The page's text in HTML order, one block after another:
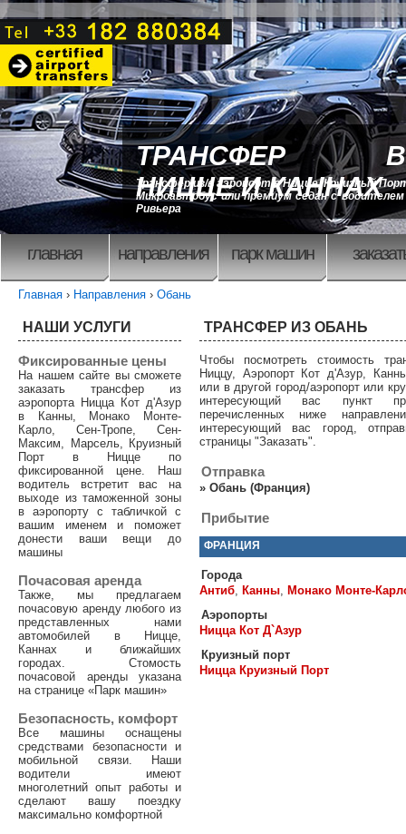
ТРАНСФЕР В
НИЦЦЕ И КАННАХ
Трансфер из/в аэропорт в Ницце, Круизный
Микроавтобус или премиум седан с
Ривьера
главная направления парк машин
Главная › Направления › Обань
ТРАНСФЕР ИЗ ОБАНЬ
Чтобы посмотреть стоимость
Ниццу, Аэропорт Кот д'Азур,
или в другой город/аэропорт или
интересующий вас пункт
перечисленных ниже
интересующий вас город,
страницы "Заказать".
Отправка
» Обань (Франция)
Прибытие
ФРАНЦИЯ
Города
Антиб, Канны, Монако Монте-
Аэропорты
Ницца Кот Д`Азур
Круизный порт
Ницца Круизный Порт
НАШИ УСЛУГИ
Фиксированные цены
На нашем сайте вы сможете
заказать трансфер из
аэропорта Ницца Кот д'Азур
в Канны, Монако Монте-
Карло, Сен-Тропе, Сен-
Максим, Марсель, Круизный
Порт в Ницце по
фиксированной цене. Наш
водитель встретит вас на
выходе из таможенной зоны
в аэропорту с табличкой с
вашим именем и поможет
донести ваши вещи до
машины
Почасовая аренда
Также, мы предлагаем
почасовую аренду любого из
представленных нами
автомобилей в Ницце,
Каннах и ближайших
городах. Стомость
почасовой аренды указана
на странице «Парк машин»
Безопасность, комфорт
Все машины оснащены
средствами безопасности и
мобильной связи. Наши
водители имеют
многолетний опыт работы и
сделают вашу поездку
максимально комфортной